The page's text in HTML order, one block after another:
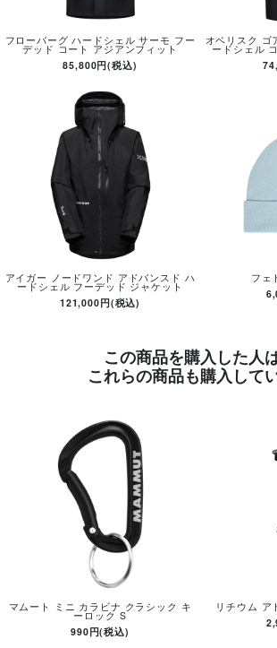
フローバーグ ハードシェル サーモ フー
デッド コート アジアンフィット
85,800円(税込)
オベリスク ゴ
ードシェル
アイガー ノードワンド アドバンスド ハ
ードシェル フーデッド ジャケット
121,000円(税込)
フェ
この商品を購入した人は
これらの商品も購入して
マムート ミニ カラビナ クラシック キ
ーロック S
990円(税込)
リチウム ア